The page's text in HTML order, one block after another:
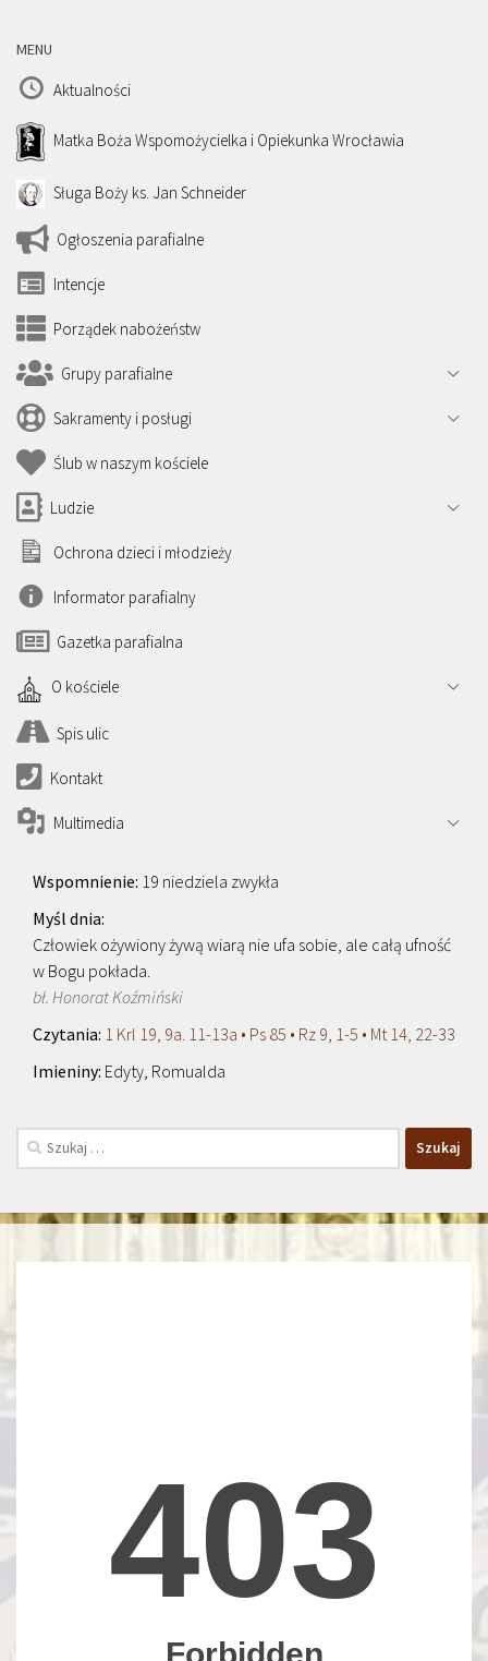
MENU
Aktualności
Matka Boża Wspomożycielka i Opiekunka Wrocławia
Sługa Boży ks. Jan Schneider
Ogłoszenia parafialne
Intencje
Porządek nabożeństw
Grupy parafialne
Sakramenty i posługi
Ślub w naszym kościele
Ludzie
Ochrona dzieci i młodzieży
Informator parafialny
Gazetka parafialna
O kościele
Spis ulic
Kontakt
Multimedia
19 niedziela zwykła
Człowiek ożywiony żywą wiarą nie ufa sobie, ale całą ufność
w Bogu pokłada.
bł. Honorat Koźmiński
1 Krl 19, 9a. 11-13a • Ps 85 • Rz 9, 1-5 • Mt 14, 22-33
Edyty, Romualda
Szukaj: